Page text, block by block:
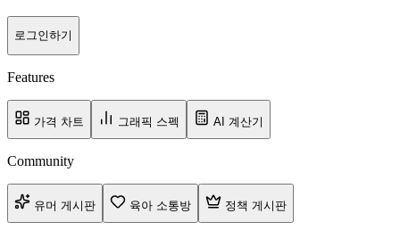
로그인하기
Features
가격 차트 그래픽 스펙 AI 계산기
Community
유머 게시판 육아 소통방 정책 게시판